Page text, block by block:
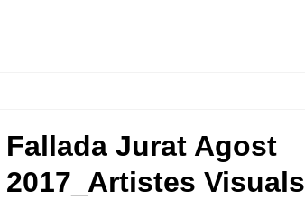
Fallada Jurat Agost
2017_Artistes Visuals